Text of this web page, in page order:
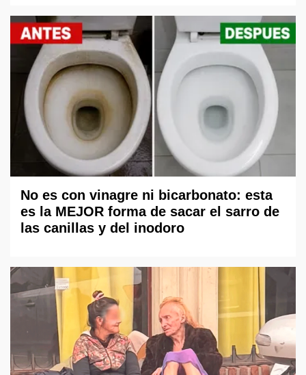
No es con vinagre ni bicarbonato: esta
es la MEJOR forma de sacar el sarro de
las canillas y del inodoro